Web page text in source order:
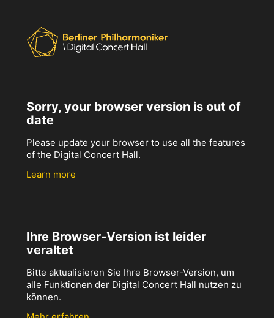
Sorry, your browser version is out of
date
Please update your browser to use all the features
of the Digital Concert Hall.
Learn more
Ihre Browser-Version ist leider
veraltet
Bitte aktualisieren Sie Ihre Browser-Version, um
alle Funktionen der Digital Concert Hall nutzen zu
können.